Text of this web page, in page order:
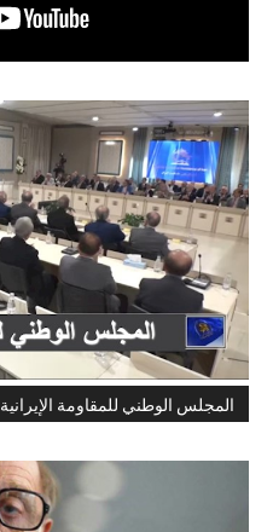
المجلس الوطني للمقاومة الإيرانية